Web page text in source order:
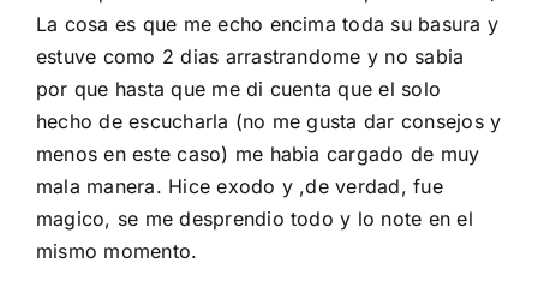
La cosa es que me echo encima toda su basura y
estuve como 2 dias arrastrandome y no sabia
por que hasta que me di cuenta que el solo
hecho de escucharla (no me gusta dar consejos y
menos en este caso) me habia cargado de muy
mala manera. Hice exodo y ,de verdad, fue
magico, se me desprendio todo y lo note en el
mismo momento.